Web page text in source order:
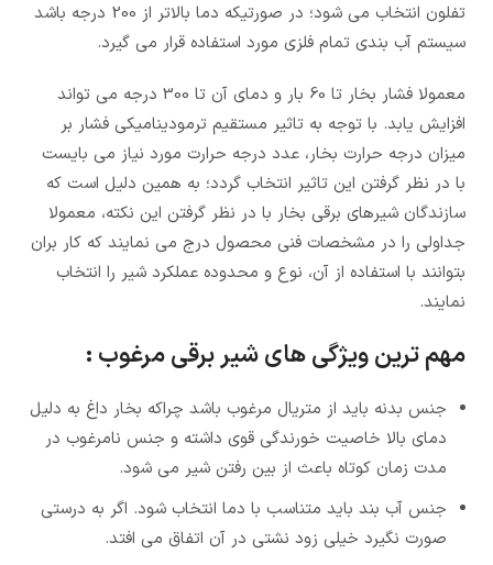
تفلون انتخاب می شود؛ در صورتیکه دما بالاتر از 200 درجه باشد
سیستم آب بندی تمام فلزی مورد استفاده قرار می گیرد.
معمولا فشار بخار تا 60 بار و دمای آن تا 300 درجه می تواند
افزایش یابد. با توجه به تاثیر مستقیم ترمودینامیکی فشار بر
میزان درجه حرارت بخار، عدد درجه حرارت مورد نیاز می بایست
با در نظر گرفتن این تاثیر انتخاب گردد؛ به همین دلیل است که
سازندگان شیرهای برقی بخار با در نظر گرفتن این نکته، معمولا
جداولی را در مشخصات فنی محصول درج می نمایند که کار بران
بتوانند با استفاده از آن، نوع و محدوده عملکرد شیر را انتخاب
نمایند.
مهم ترین ویژگی های شیر برقی مرغوب :
جنس بدنه باید از متریال مرغوب باشد چراکه بخار داغ به دلیل
دمای بالا خاصیت خورندگی قوی داشته و جنس نامرغوب در
مدت زمان کوتاه باعث از بین رفتن شیر می شود.
جنس آب بند باید متناسب با دما انتخاب شود. اگر به درستی
صورت نگیرد خیلی زود نشتی در آن اتفاق می افتد.